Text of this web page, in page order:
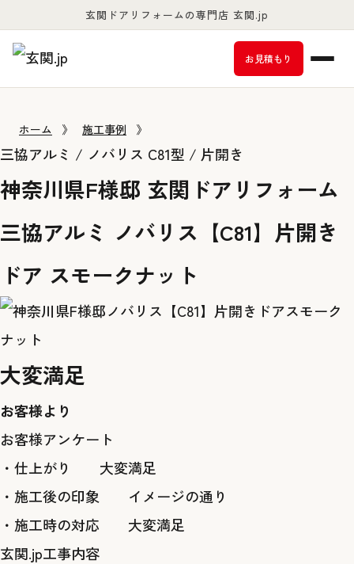
玄関ドアリフォームの専門店 玄関.jp
お見積もり
ホーム 》 施工事例 》
三協アルミ / ノバリス C81型 / 片開き
神奈川県F様邸 玄関ドアリフォーム
三協アルミ ノバリス【C81】片開き
ドア スモークナット
大変満足
お客様より
お客様アンケート
・仕上がり 大変満足
・施工後の印象 イメージの通り
・施工時の対応 大変満足
玄関.jp工事内容